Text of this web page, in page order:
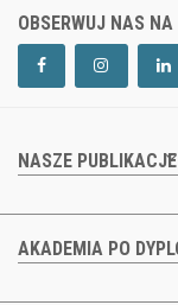
OBSERWUJ NAS NA
NASZE PUBLIKACJE
AKADEMIA PO